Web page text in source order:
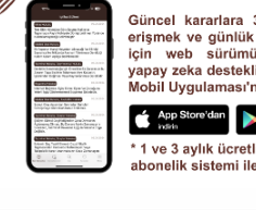
Bürosu hiçbir sorumluluk kabul etmez.
adresinden alındığı belirtilmeksizin
sayılırsınız.
KREDİ
DAVRANAN